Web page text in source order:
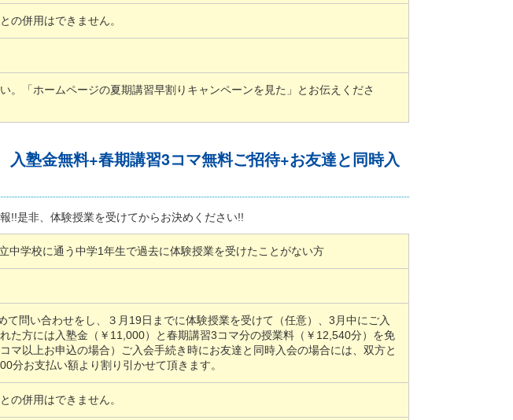
の併用はできません。
。「ホームページの夏期講習早割りキャンペーンを見た」とお伝えくださ
塾金無料+春期講習3コマ無料ご招待+お友達と同時入
!!是非、体験授業を受けてからお決めください!!
中学校に通う中学1年生で過去に体験授業を受けたことがない方
て問い合わせをし、３月19日までに体験授業を受けて（任意）、3月中にご入
た方には入塾金（￥11,000）と春期講習3コマ分の授業料（￥12,540分）を免
マ以上お申込の場合）ご入会手続き時にお友達と同時入会の場合には、双方と
分お支払い額より割り引かせて頂きます。
の併用はできません。